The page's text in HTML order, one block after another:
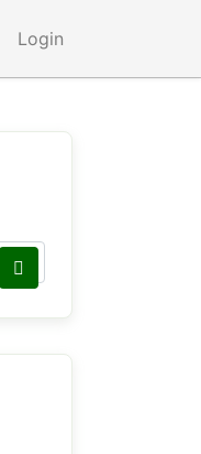
Login